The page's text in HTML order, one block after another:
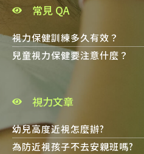
常見 QA
視力保健訓練多久有效？
兒童視力保健要注意什麼？
視力文章
幼兒高度近視怎麼辦?
為防近視孩子不去安親班嗎?